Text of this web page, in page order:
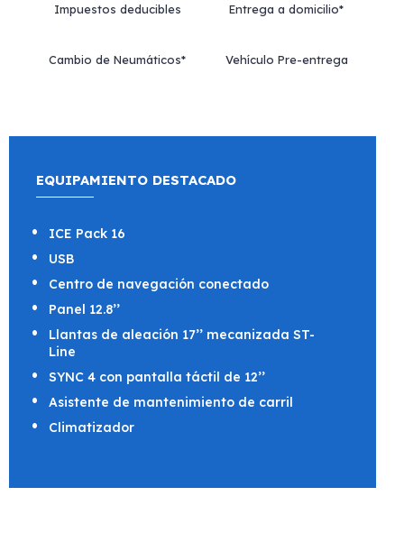
Impuestos deducibles Entrega a domicilio*
Cambio de Neumáticos* Vehículo Pre-entrega
EQUIPAMIENTO DESTACADO
ICE Pack 16
USB
Centro de navegación conectado
Panel 12.8’’
Llantas de aleación 17’’ mecanizada ST-
Line
SYNC 4 con pantalla táctil de 12’’
Asistente de mantenimiento de carril
Climatizador